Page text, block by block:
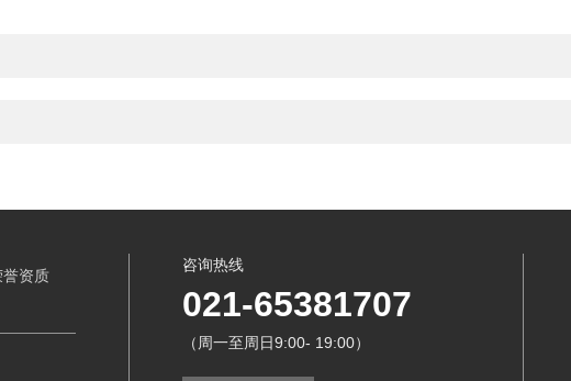
誉资质
咨询热线
021-65381707
（周一至周日9:00- 19:00）